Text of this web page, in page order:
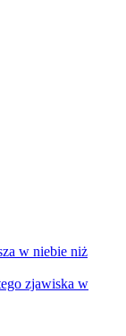
w niebie niż
zjawiska w